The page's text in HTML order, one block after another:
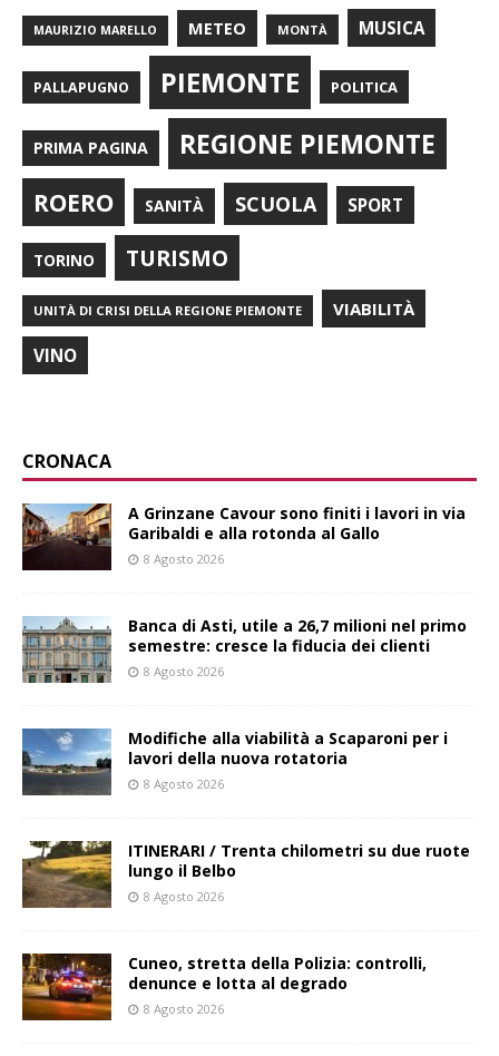
MAURIZIO MARELLO METEO MONTÀ MUSICA
PALLAPUGNO PIEMONTE POLITICA
PRIMA PAGINA REGIONE PIEMONTE
ROERO SANITÀ SCUOLA SPORT
TORINO TURISMO
UNITÀ DI CRISI DELLA REGIONE PIEMONTE VIABILITÀ
VINO
CRONACA
A Grinzane Cavour sono finiti i lavori in via
Garibaldi e alla rotonda al Gallo
8 Agosto 2026
Banca di Asti, utile a 26,7 milioni nel primo
semestre: cresce la fiducia dei clienti
8 Agosto 2026
Modifiche alla viabilità a Scaparoni per i
lavori della nuova rotatoria
8 Agosto 2026
ITINERARI / Trenta chilometri su due ruote
lungo il Belbo
8 Agosto 2026
Cuneo, stretta della Polizia: controlli,
denunce e lotta al degrado
8 Agosto 2026